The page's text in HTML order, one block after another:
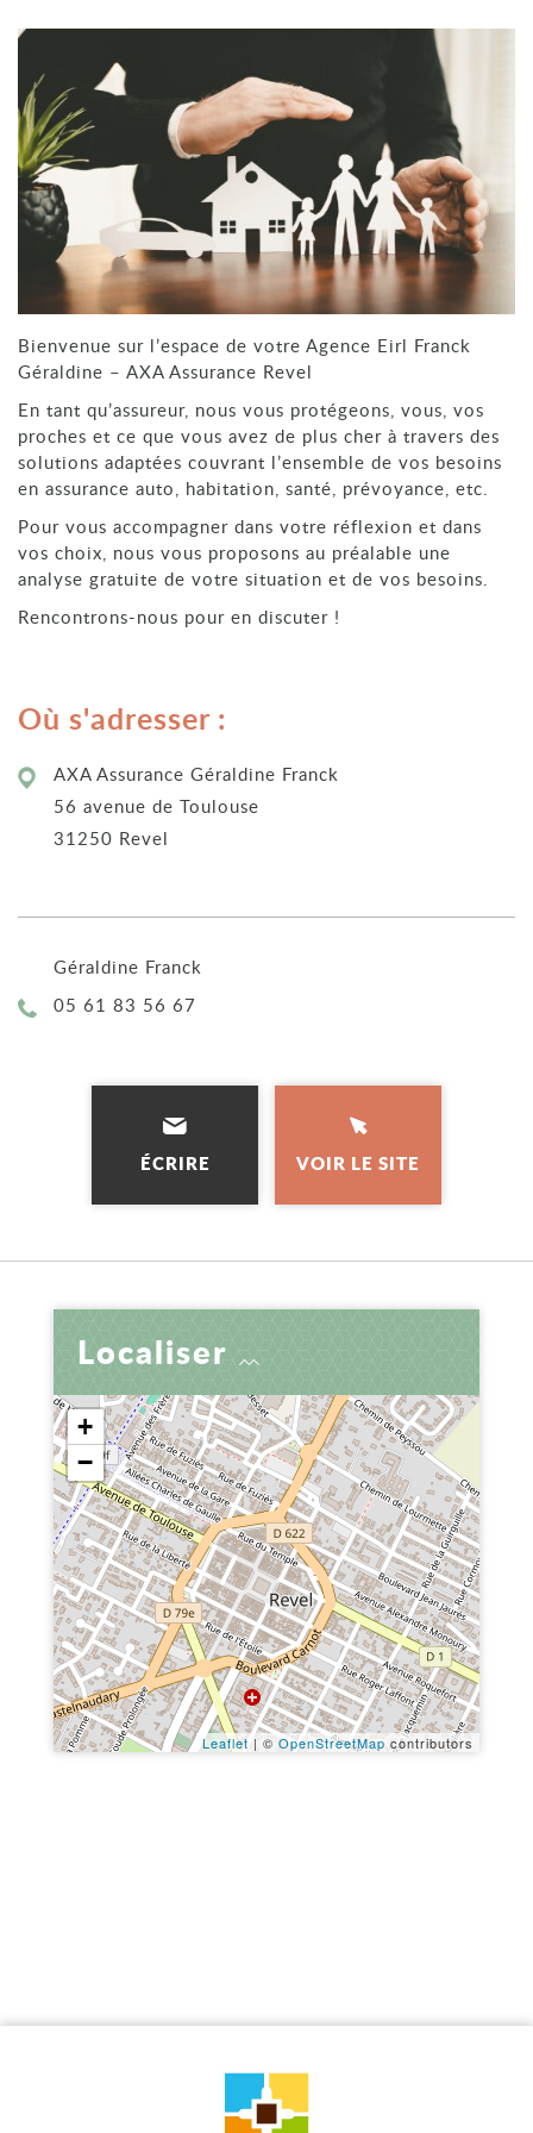
Bienvenue sur l’espace de votre Agence Eirl Franck
Géraldine – AXA Assurance Revel
En tant qu’assureur, nous vous protégeons, vous, vos
proches et ce que vous avez de plus cher à travers des
solutions adaptées couvrant l’ensemble de vos besoins
en assurance auto, habitation, santé, prévoyance, etc.
Pour vous accompagner dans votre réflexion et dans
vos choix, nous vous proposons au préalable une
analyse gratuite de votre situation et de vos besoins.
Rencontrons-nous pour en discuter !
Où s'adresser :
AXA Assurance Géraldine Franck
56 avenue de Toulouse
31250 Revel
Géraldine Franck
Téléphone :
05 61 83 56 67
ÉCRIRE VOIR LE SITE
Localiser
+
−
Leaflet| ©OpenStreetMap contributors